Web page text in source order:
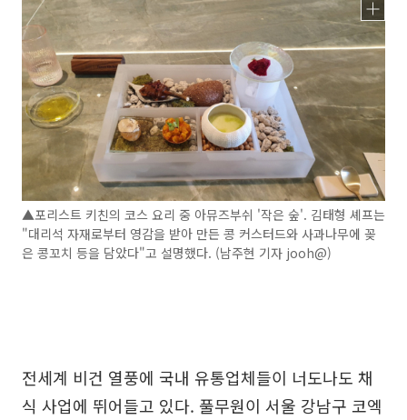
▲포리스트 키친의 코스 요리 중 아뮤즈부쉬 '작은 숲'. 김태형 셰프는
"대리석 자재로부터 영감을 받아 만든 콩 커스터드와 사과나무에 꽂
은 콩꼬치 등을 담았다"고 설명했다. (남주현 기자 jooh@)
전세계 비건 열풍에 국내 유통업체들이 너도나도 채
식 사업에 뛰어들고 있다. 풀무원이 서울 강남구 코엑